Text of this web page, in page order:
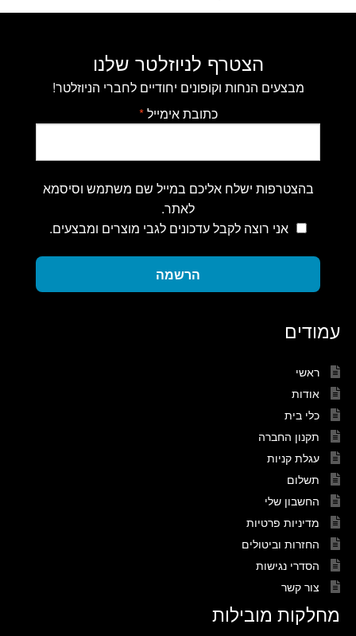
הצטרף לניוזלטר שלנו
מבצעים הנחות וקופונים יחודיים לחברי הניוזלטר!
כתובת אימייל*
בהצטרפות ישלח אליכם במייל שם משתמש וסיסמא
לאתר.
אני רוצה לקבל עדכונים לגבי מוצרים ומבצעים.
הרשמה
עמודים
ראשי
אודות
כלי בית
תקנון החברה
עגלת קניות
תשלום
החשבון שלי
מדיניות פרטיות
החזרות וביטולים
הסדרי נגישות
צור קשר
מחלקות מובילות